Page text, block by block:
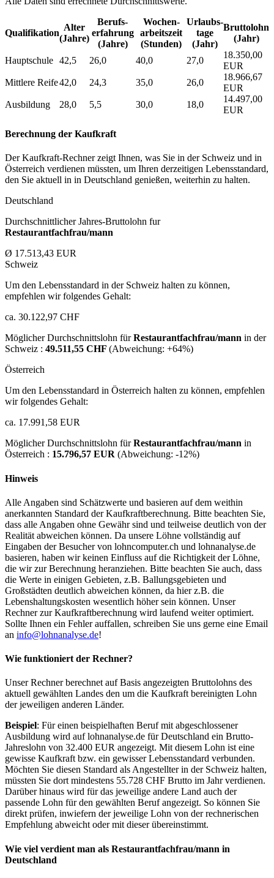
Qualifikation
Alter
(Jahre)
Berufs­
erfahrung
(Jahre)
Wochen­
arbeitszeit
(Stunden)
Urlaubs­
tage
(Jahr)
Bruttolohn
(Jahr)
Hauptschule 42,5 26,0 40,0 27,0
18.350,00
EUR
Mittlere Reife42,0 24,3 35,0 26,0
18.966,67
EUR
Ausbildung
28,0 5,5 30,0 18,0
14.497,00
EUR
Berechnung der Kaufkraft
Der Kaufkraft-Rechner zeigt Ihnen, was Sie in der Schweiz und in
Österreich verdienen müssten, um Ihren derzeitigen Lebensstandard,
den Sie aktuell in in Deutschland genießen, weiterhin zu halten.
Deutschland
Durchschnittlicher Jahres-Bruttolohn fur
Restaurantfachfrau/mann
Ø 17.513,43 EUR
Schweiz
Um den Lebensstandard in der Schweiz halten zu können,
empfehlen wir folgendes Gehalt:
ca. 30.122,97 CHF
Möglicher Durchschnittslohn fürRestaurantfachfrau/mann in der
Schweiz : 49.511,55 CHF (Abweichung: +64%)
Österreich
Um den Lebensstandard in Österreich halten zu können, empfehlen
wir folgendes Gehalt:
ca. 17.991,58 EUR
Möglicher Durchschnittslohn fürRestaurantfachfrau/mann in
Österreich : 15.796,57 EUR (Abweichung: -12%)
Hinweis
Alle Angaben sind Schätzwerte und basieren auf dem weithin
anerkannten Standard der Kaufkraftberechnung. Bitte beachten Sie,
dass alle Angaben ohne Gewähr sind und teilweise deutlich von der
Realität abweichen können. Da unsere Löhne vollständig auf
Eingaben der Besucher von lohncomputer.ch und lohnanalyse.de
basieren, haben wir keinen Einfluss auf die Richtigkeit der Löhne,
die wir zur Berechnung heranziehen. Bitte beachten Sie auch, dass
die Werte in einigen Gebieten, z.B. Ballungsgebieten und
Großstädten deutlich abweichen können, da hier z.B. die
Lebenshaltungskosten wesentlich höher sein können. Unser
Rechner zur Kaufkraftberechnung wird laufend weiter optimiert.
Sollte Ihnen ein Fehler auffallen, schreiben Sie uns gerne eine Email
an info@lohnanalyse.de!
Wie funktioniert der Rechner?
Unser Rechner berechnet auf Basis angezeigten Bruttolohns des
aktuell gewählten Landes den um die Kaufkraft bereinigten Lohn
der jeweiligen anderen Länder.
Beispiel: Für einen beispielhaften Beruf mit abgeschlossener
Ausbildung wird auf lohnanalyse.de für Deutschland ein Brutto-
Jahreslohn von 32.400 EUR angezeigt. Mit diesem Lohn ist eine
gewisse Kaufkraft bzw. ein gewisser Lebensstandard verbunden.
Möchten Sie diesen Standard als Angestellter in der Schweiz halten,
müssten Sie dort mindestens 55.728 CHF Brutto im Jahr verdienen.
Darüber hinaus wird für das jeweilige andere Land auch der
passende Lohn für den gewählten Beruf angezeigt. So können Sie
direkt prüfen, inwiefern der jeweilige Lohn von der rechnerischen
Empfehlung abweicht oder mit dieser übereinstimmt.
Wie viel verdient man als Restaurantfachfrau/mann in
Deutschland